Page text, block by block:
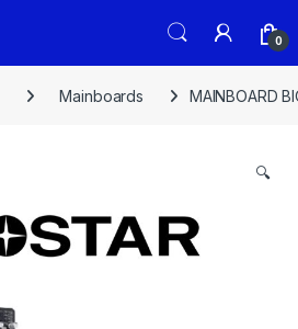
0
Mainboards MAINBOARD
🔍